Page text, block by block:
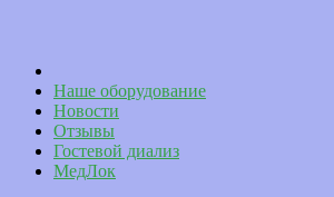
Наше оборудование
Новости
Отзывы
Гостевой диализ
МедЛок